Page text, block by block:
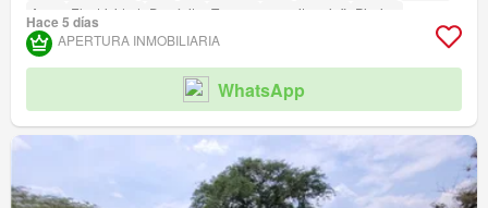
Agua
Electricidad Depósito Terraza amenity_wi_fi Piscina
Área infantil Jardín Barbecue
Hace 5 días
APERTURA INMOBILIARIA
WhatsApp